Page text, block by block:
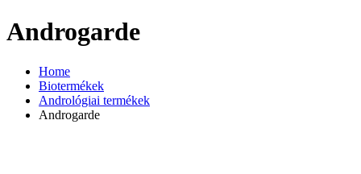
Androgarde
Home
Biotermékek
Andrológiai termékek
Androgarde